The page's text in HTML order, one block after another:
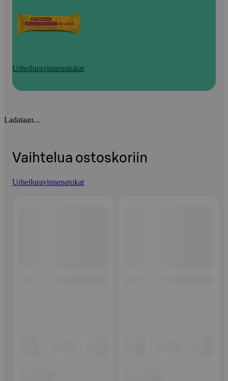
Urheiluravinnepatukat
Ladataan...
Vaihtelua ostoskoriin
Urheiluravinnepatukat